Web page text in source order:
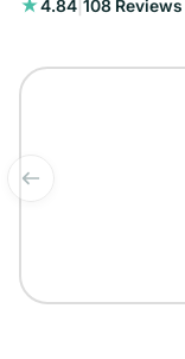
4.84 108 Reviews